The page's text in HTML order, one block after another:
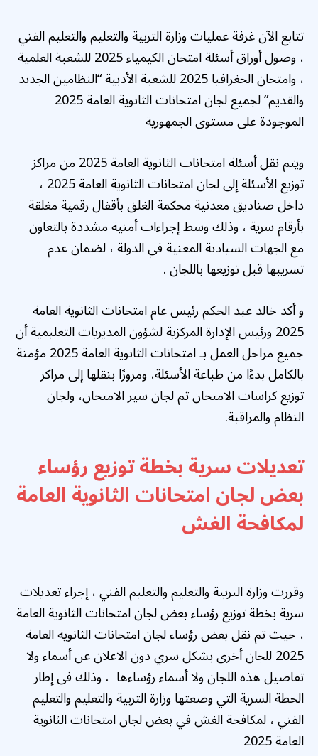
تتابع الآن غرفة عمليات وزارة التربية والتعليم والتعليم الفني
، وصول أوراق أسئلة امتحان الكيمياء 2025 للشعبة العلمية
، وامتحان الجغرافيا 2025 للشعبة الأدبية “النظامين الجديد
والقديم” لجميع لجان امتحانات الثانوية العامة 2025
الموجودة على مستوى الجمهورية
ويتم نقل أسئلة امتحانات الثانوية العامة 2025 من مراكز
توزيع الأسئلة إلى لجان امتحانات الثانوية العامة 2025 ،
داخل صناديق معدنية محكمة الغلق بأقفال رقمية مغلقة
بأرقام سرية ، وذلك وسط إجراءات أمنية مشددة بالتعاون
مع الجهات السيادية المعنية في الدولة ، لضمان عدم
تسريبها قبل توزيعها باللجان .
و أكد خالد عبد الحكم رئيس عام امتحانات الثانوية العامة
2025 ورئيس الإدارة المركزية لشؤون المديريات التعليمية أن
جميع مراحل العمل بـ امتحانات الثانوية العامة 2025 مؤمنة
بالكامل بدءًا من طباعة الأسئلة، ومرورًا بنقلها إلى مراكز
توزيع كراسات الامتحان ثم لجان سير الامتحان، ولجان
النظام والمراقبة.
تعديلات سرية بخطة توزيع رؤساء
بعض لجان امتحانات الثانوية العامة
لمكافحة الغش
وقررت وزارة التربية والتعليم والتعليم الفني ، إجراء تعديلات
سرية بخطة توزيع رؤساء بعض لجان امتحانات الثانوية العامة
، حيث تم نقل بعض رؤساء لجان امتحانات الثانوية العامة
2025 للجان أخرى بشكل سري دون الاعلان عن أسماء ولا
تفاصيل هذه اللجان ولا أسماء رؤساءها ، وذلك في إطار
الخطة السرية التي وضعتها وزارة التربية والتعليم والتعليم
الفني ، لمكافحة الغش في بعض لجان امتحانات الثانوية
العامة 2025